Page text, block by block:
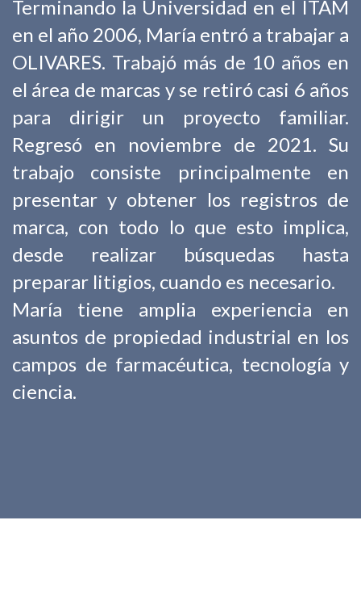
Terminando la Universidad en el ITAM
en el año 2006, María entró a trabajar a
OLIVARES. Trabajó más de 10 años en
el área de marcas y se retiró casi 6 años
para dirigir un proyecto familiar.
Regresó en noviembre de 2021. Su
trabajo consiste principalmente en
presentar y obtener los registros de
marca, con todo lo que esto implica,
desde realizar búsquedas hasta
preparar litigios, cuando es necesario.
María tiene amplia experiencia en
asuntos de propiedad industrial en los
campos de farmacéutica, tecnología y
ciencia.